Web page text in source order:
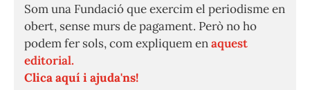
Som una Fundació que exercim el periodisme en
obert, sense murs de pagament. Però no ho
podem fer sols, com expliquem enaquest
editorial.
Clica aquí i ajuda'ns!